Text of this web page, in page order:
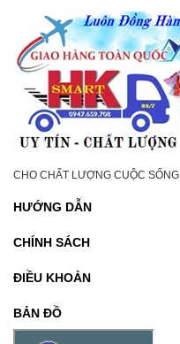
CHO CHẤT LƯỢNG CUỘC SỐNG
HƯỚNG DẪN
CHÍNH SÁCH
ĐIỀU KHOẢN
BẢN ĐỒ